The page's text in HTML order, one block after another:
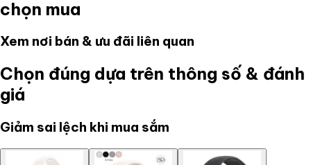
chọn mua
Xem nơi bán & ưu đãi liên quan
Chọn đúng dựa trên thông số & đánh
giá
Giảm sai lệch khi mua sắm